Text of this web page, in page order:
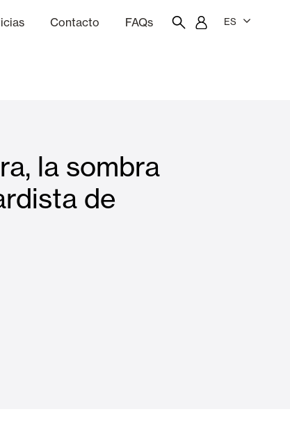
Contacto FAQs ES
la sombra
de